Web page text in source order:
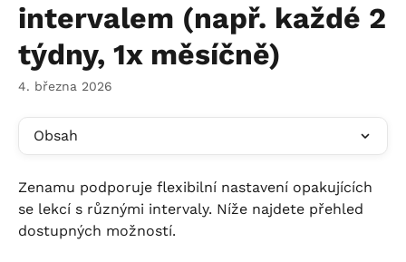
intervalem (např. každé 2
týdny, 1x měsíčně)
4. března 2026
Obsah
Zenamu podporuje flexibilní nastavení opakujících
se lekcí s různými intervaly. Níže najdete přehled
dostupných možností.